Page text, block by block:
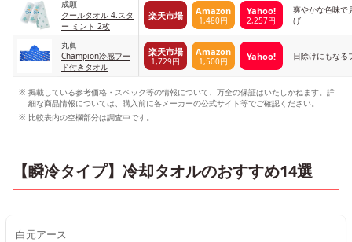
成願
クールタオル 4.スタ
ー ミント 2枚
楽天市場 Amazon
1,480円
Yahoo!
2,257円
爽やかな色味で
げ
丸眞
Champion冷感フー
ド付きタオル
楽天市場
1,729円
Amazon
1,500円 Yahoo! 日除けにもなる
掲載している参考価格・スペック等の情報について、万全の保証はいたしかねます。詳
細な商品情報については、購入前に各メーカーの公式サイト等でご確認ください。
比較表内の空欄部分は調査中です。
【瞬冷タイプ】冷却タオルのおすすめ14選
白元アース